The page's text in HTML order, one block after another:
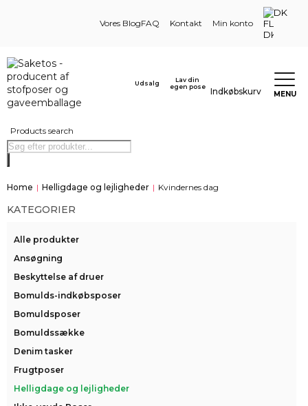
Vores BlogFAQ Kontakt Min konto
DK
Products search
Udsalg
Lav din
egen pose
Indkøbskurv MENU
Home | Helligdage og lejligheder | Kvindernes dag
KATEGORIER
Alle produkter
Ansøgning
Beskyttelse af druer
Bomulds-indkøbsposer
Bomuldsposer
Bomuldssække
Denim tasker
Frugtposer
Helligdage og lejligheder